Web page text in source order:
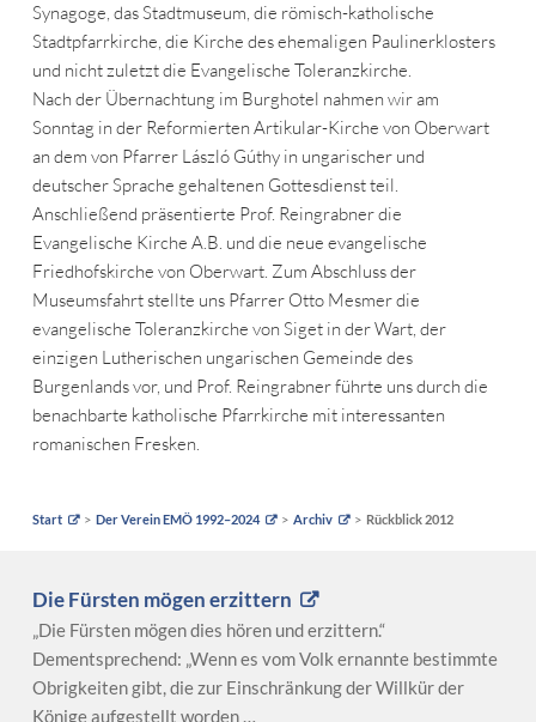
Synagoge, das Stadtmuseum, die römisch-katholische
Stadtpfarrkirche, die Kirche des ehemaligen Paulinerklosters
und nicht zuletzt die Evangelische Toleranzkirche.
Nach der Übernachtung im Burghotel nahmen wir am
Sonntag in der Reformierten Artikular-Kirche von Oberwart
an dem von Pfarrer László Gúthy in ungarischer und
deutscher Sprache gehaltenen Gottesdienst teil.
Anschließend präsentierte Prof. Reingrabner die
Evangelische Kirche A.B. und die neue evangelische
Friedhofskirche von Oberwart. Zum Abschluss der
Museumsfahrt stellte uns Pfarrer Otto Mesmer die
evangelische Toleranzkirche von Siget in der Wart, der
einzigen Lutherischen ungarischen Gemeinde des
Burgenlands vor, und Prof. Reingrabner führte uns durch die
benachbarte katholische Pfarrkirche mit interessanten
romanischen Fresken.
Start Der Verein EMÖ 1992–2024 Archiv Rückblick 2012
Die Fürsten mögen erzittern
„Die Fürsten mögen dies hören und erzittern.“
Dementsprechend: „Wenn es vom Volk ernannte bestimmte
Obrigkeiten gibt, die zur Einschränkung der Willkür der
Könige aufgestellt worden …